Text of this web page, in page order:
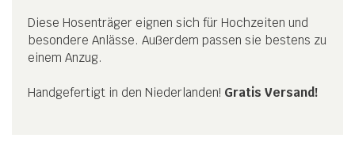
Diese Hosenträger eignen sich für Hochzeiten und
besondere Anlässe. Außerdem passen sie bestens zu
einem Anzug.
Handgefertigt in den Niederlanden! Gratis Versand!